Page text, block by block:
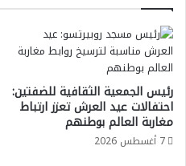
رئيس الجمعية الثقافية للضفتين:
احتفالات عيد العرش تعزز ارتباط
مغاربة العالم بوطنهم
7 أغسطس 2026